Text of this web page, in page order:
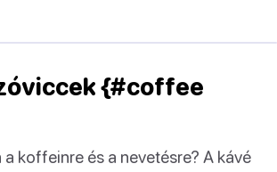
{#coffee
a koffeinre és a nevetésre? A kávé